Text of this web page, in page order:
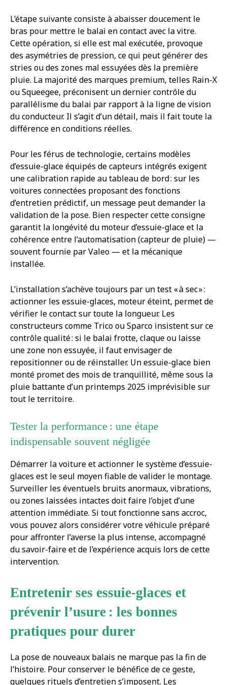
L’étape suivante consiste à abaisser doucement le
bras pour mettre le balai en contact avec la vitre.
Cette opération, si elle est mal exécutée, provoque
des asymétries de pression, ce qui peut générer des
stries ou des zones mal essuyées dès la première
pluie. La majorité des marques premium, telles Rain-X
ou Squeegee, préconisent un dernier contrôle du
parallélisme du balai par rapport à la ligne de vision
du conducteur. Il s’agit d’un détail, mais il fait toute la
différence en conditions réelles.
Pour les férus de technologie, certains modèles
d’essuie-glace équipés de capteurs intégrés exigent
une calibration rapide au tableau de bord : sur les
voitures connectées proposant des fonctions
d’entretien prédictif, un message peut demander la
validation de la pose. Bien respecter cette consigne
garantit la longévité du moteur d’essuie-glace et la
cohérence entre l’automatisation (capteur de pluie) —
souvent fournie par Valeo — et la mécanique
installée.
L’installation s’achève toujours par un test « à sec » :
actionner les essuie-glaces, moteur éteint, permet de
vérifier le contact sur toute la longueur. Les
constructeurs comme Trico ou Sparco insistent sur ce
contrôle qualité : si le balai frotte, claque ou laisse
une zone non essuyée, il faut envisager de
repositionner ou de réinstaller. Un essuie-glace bien
monté promet des mois de tranquillité, même sous la
pluie battante d’un printemps 2025 imprévisible sur
tout le territoire.
Tester la performance : une étape
indispensable souvent négligée
Démarrer la voiture et actionner le système d’essuie-
glaces est le seul moyen fiable de valider le montage.
Surveiller les éventuels bruits anormaux, vibrations,
ou zones laissées intactes doit faire l’objet d’une
attention immédiate. Si tout fonctionne sans accroc,
vous pouvez alors considérer votre véhicule préparé
pour affronter l’averse la plus intense, accompagné
du savoir-faire et de l’expérience acquis lors de cette
intervention.
Entretenir ses essuie-glaces et
prévenir l’usure : les bonnes
pratiques pour durer
La pose de nouveaux balais ne marque pas la fin de
l’histoire. Pour conserver le bénéfice de ce geste,
quelques rituels d’entretien s’imposent. Les